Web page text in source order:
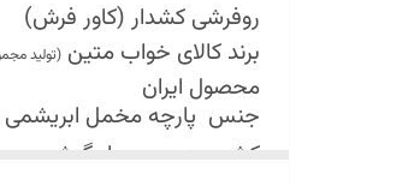
روفرشی کشدار (کاور فرش)
برند کالای خواب متین (تولید
محصول ایران
جنس پارچه مخمل ابریشمی
کش دوزی در چهار گوشه